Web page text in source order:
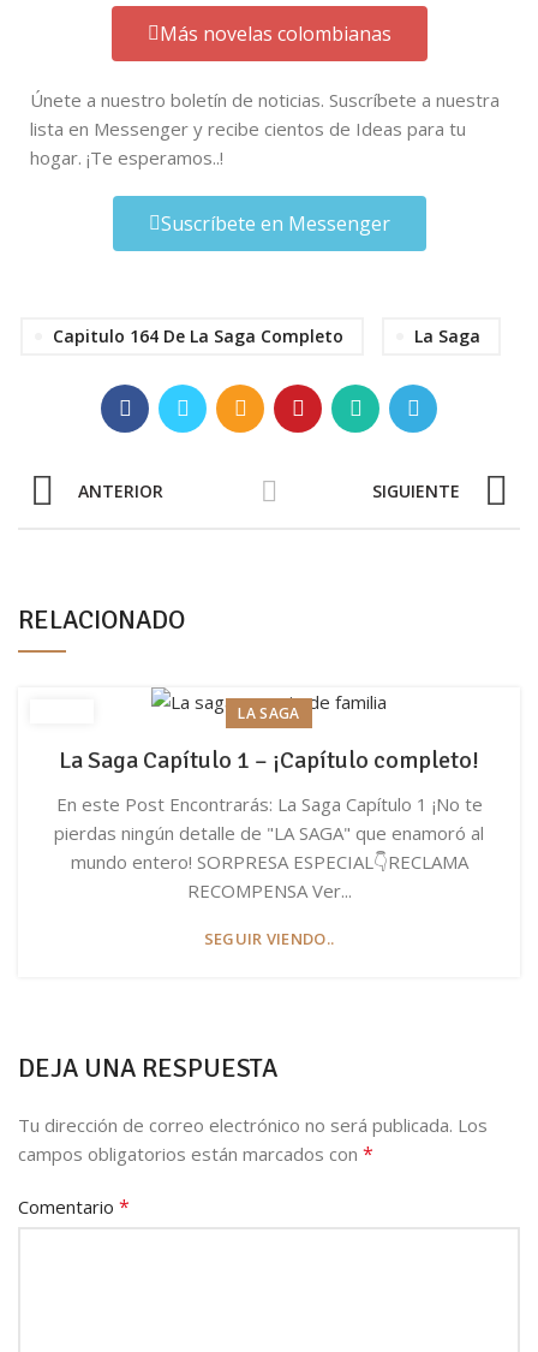
Más novelas colombianas
Únete a nuestro boletín de noticias. Suscríbete a nuestra
lista en Messenger y recibe cientos de Ideas para tu
hogar. ¡Te esperamos..!
Suscríbete en Messenger
Capitulo 164 De La Saga Completo La Saga
ANTERIOR SIGUIENTE
RELACIONADO
LA SAGA
La Saga Capítulo 1 – ¡Capítulo completo!
En este Post Encontrarás: La Saga Capítulo 1 ¡No te
pierdas ningún detalle de "LA SAGA" que enamoró al
mundo entero! SORPRESA ESPECIAL👇RECLAMA
RECOMPENSA Ver...
SEGUIR VIENDO..
DEJA UNA RESPUESTA
Tu dirección de correo electrónico no será publicada. Los
campos obligatorios están marcados con *
Comentario *